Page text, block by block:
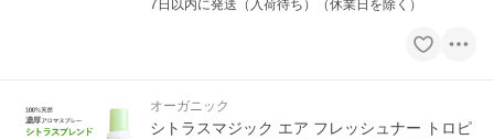
7日以内に発送（入荷待ち）（休業日を除く）
オーガニック
シトラスマジック エア フレッシュナー トロピ